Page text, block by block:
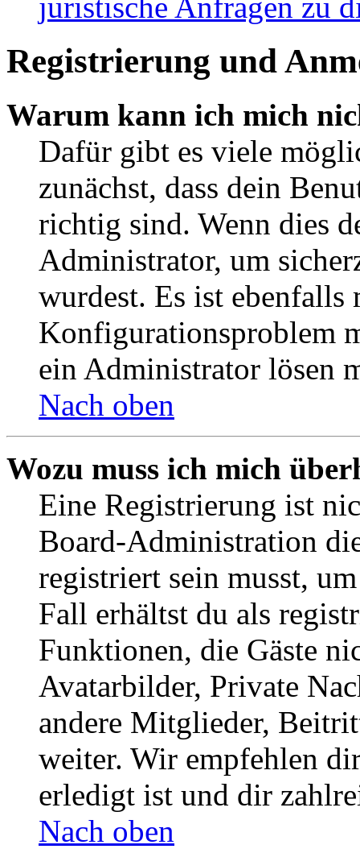
Registrierung und
Warum kann ich mich
Dafür gibt es viele
zunächst, dass dein
richtig sind. Wenn dies
Administrator, um
wurdest. Es ist ebenfalls
Konfigurationsproblem
ein Administrator lösen
Nach oben
Wozu muss ich mich
Eine Registrierung ist
Board-Administration
registriert sein musst,
Fall erhältst du als
Funktionen, die Gäste
Avatarbilder, Private
andere Mitglieder,
weiter. Wir empfehlen
erledigt ist und dir
Nach oben